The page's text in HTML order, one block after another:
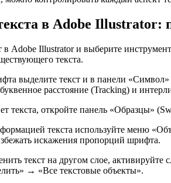
в Adobe Illustrator:
Adobe Illustrator и выберите
текста.
выделите текст и в панели
расстояние (Tracking) и
текста, откройте панель «Образцы»
текста используйте меню
искажения пропорций шрифта.
текст на другом слое,
→ «Все текстовые объекты».